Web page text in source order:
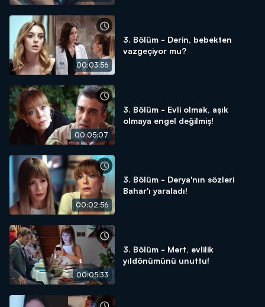
00:03:56
3. Bölüm - Derin, bebekten
vazgeçiyor mu?
00:05:07
3. Bölüm - Evli olmak, aşık
olmaya engel değilmiş!
00:02:56
3. Bölüm - Derya'nın sözleri
Bahar'ı yaraladı!
00:05:33
3. Bölüm - Mert, evlilik
yıldönümünü unuttu!